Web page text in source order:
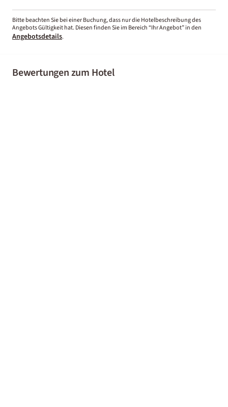
Bitte beachten Sie bei einer Buchung, dass nur die Hotelbeschreibung des
Angebots Gültigkeit hat. Diesen finden Sie im Bereich “Ihr Angebot” in den
Angebotsdetails.
Bewertungen zum Hotel